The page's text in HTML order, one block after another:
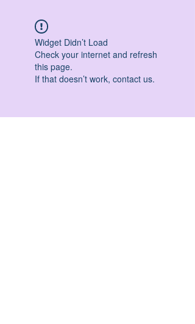
Widget Didn’t Load
Check your internet and refresh
this page.
If that doesn’t work, contact us.